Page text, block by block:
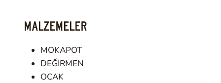
MALZEMELER
MOKAPOT
DEĞİRMEN
OCAK